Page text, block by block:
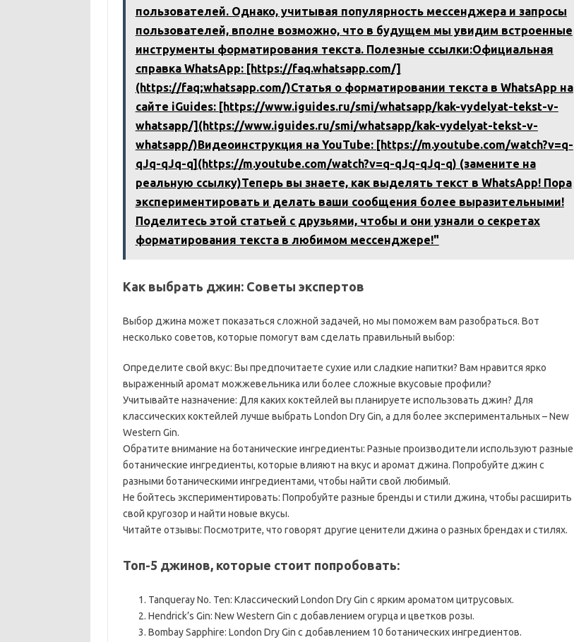
пользователей. Однако, учитывая популярность мессенджера и запросы
пользователей, вполне возможно, что в будущем мы увидим встроенные
инструменты форматирования текста. Полезные ссылки:Официальная
справка WhatsApp: [https://faq.whatsapp.com/]
(https://faq;whatsapp.com/)Статья о форматировании текста в WhatsApp на
сайте iGuides: [https://www.iguides.ru/smi/whatsapp/kak-vydelyat-tekst-v-
whatsapp/](https://www.iguides.ru/smi/whatsapp/kak-vydelyat-tekst-v-
whatsapp/)Видеоинструкция на YouTube: [https://m.youtube.com/watch?v=q-
qJq-qJq-q](https://m.youtube.com/watch?v=q-qJq-qJq-q) (замените на
реальную ссылку)Теперь вы знаете, как выделять текст в WhatsApp! Пора
экспериментировать и делать ваши сообщения более выразительными!
Поделитесь этой статьей с друзьями, чтобы и они узнали о секретах
форматирования текста в любимом мессенджере!"
Как выбрать джин: Советы экспертов
Выбор джина может показаться сложной задачей, но мы поможем вам разобраться. Вот
несколько советов, которые помогут вам сделать правильный выбор:
Определите свой вкус: Вы предпочитаете сухие или сладкие напитки? Вам нравится ярко
выраженный аромат можжевельника или более сложные вкусовые профили?
Учитывайте назначение: Для каких коктейлей вы планируете использовать джин? Для
классических коктейлей лучше выбрать London Dry Gin, а для более экспериментальных – New
Western Gin.
Обратите внимание на ботанические ингредиенты: Разные производители используют разные
ботанические ингредиенты, которые влияют на вкус и аромат джина. Попробуйте джин с
разными ботаническими ингредиентами, чтобы найти свой любимый.
Не бойтесь экспериментировать: Попробуйте разные бренды и стили джина, чтобы расширить
свой кругозор и найти новые вкусы.
Читайте отзывы: Посмотрите, что говорят другие ценители джина о разных брендах и стилях.
Топ-5 джинов, которые стоит попробовать:
Tanqueray No. Ten: Классический London Dry Gin с ярким ароматом цитрусовых.
Hendrick’s Gin: New Western Gin с добавлением огурца и цветков розы.
Bombay Sapphire: London Dry Gin с добавлением 10 ботанических ингредиентов.